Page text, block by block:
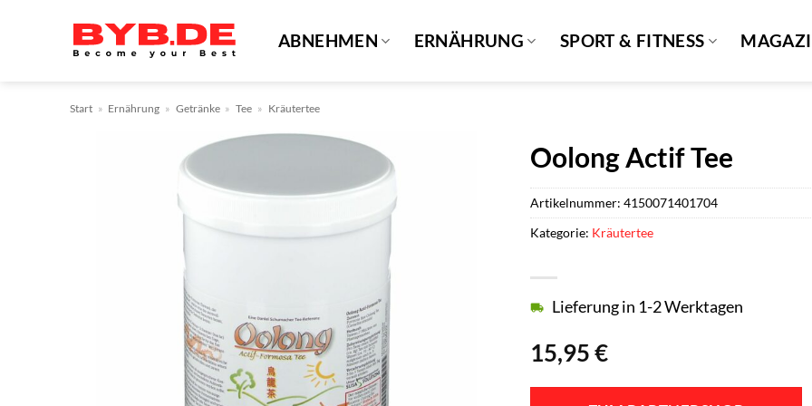
ABNEHMEN ERNÄHRUNG SPORT & FITNESS
Start » Ernährung » Getränke » Tee » Kräutertee
Oolong Actif Tee
15,95€
Lieferung in 1-2 Werktagen
Artikelnummer:4150071401704
Kategorie: Kräutertee